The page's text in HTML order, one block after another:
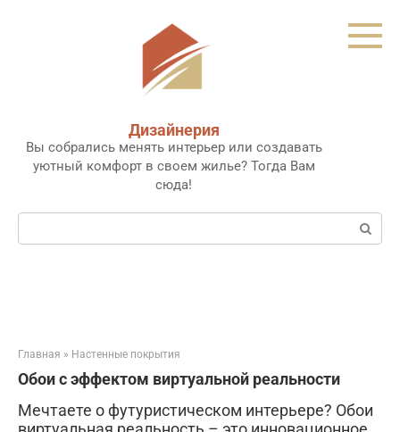
Дизайнерия
Вы собрались менять интерьер или создавать
уютный комфорт в своем жилье? Тогда Вам
сюда!
Поиск:
Главная » Настенные покрытия
Обои с эффектом виртуальной реальности
Мечтаете о футуристическом интерьере? Обои